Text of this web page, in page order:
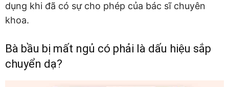
dụng khi đã có sự cho phép của bác sĩ chuyên
khoa.
Bà bầu bị mất ngủ có phải là dấu hiệu sắp
chuyển dạ?